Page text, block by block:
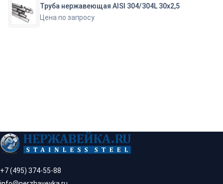
Труба нержавеющая AISI 304/304L 30х2,5
Цена по запросу
+7 (495) 374-55-88